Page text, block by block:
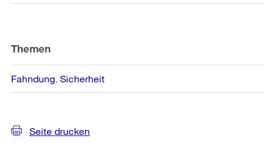
Themen
Fahndung Sicherheit
Seite drucken